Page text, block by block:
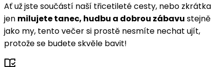
Ať už jste součástí naší třicetileté cesty, nebo zkrátka
jen milujete tanec, hudbu a dobrou zábavu stejně
jako my, tento večer si prostě nesmíte nechat ujít,
protože se budete skvěle bavit!